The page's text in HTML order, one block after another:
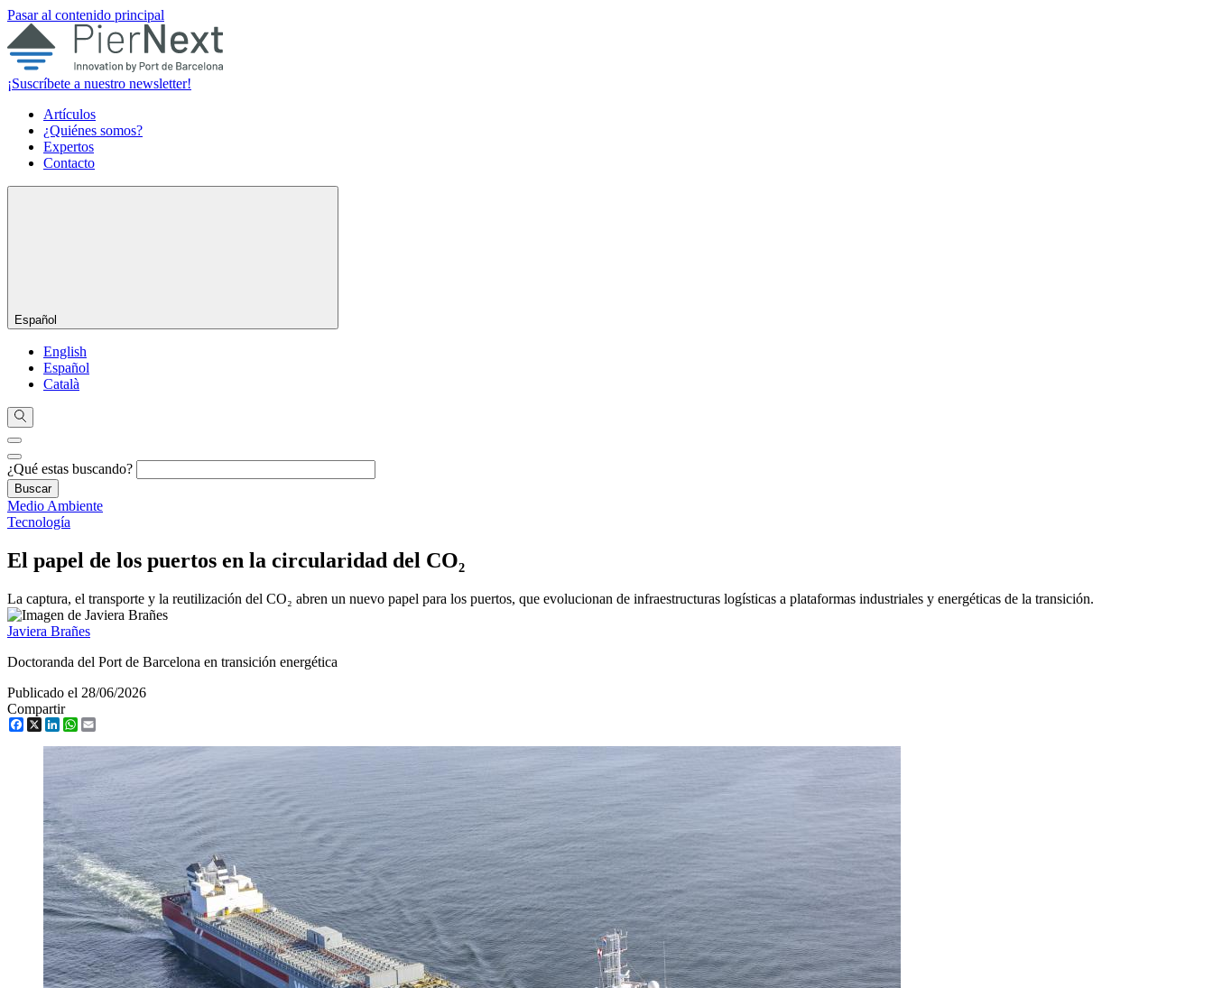
Pasar al contenido principal
¡Suscríbete a nuestro newsletter!
Artículos
¿Quiénes somos?
Expertos
Contacto
Español
English
Español
Català
¿Qué estas buscando?
Medio Ambiente
Tecnología
El papel de los puertos en la circularidad del CO₂
La captura, el transporte y la reutilización del CO₂ abren un nuevo papel para los puertos, que evolucionan de infraestructuras logísticas a plataformas industriales y energéticas de la transición.
Javiera Brañes
Doctoranda del Port de Barcelona en transición energética
Publicado el 28/06/2026
Compartir
Facebook
X LinkedInWhatsApp